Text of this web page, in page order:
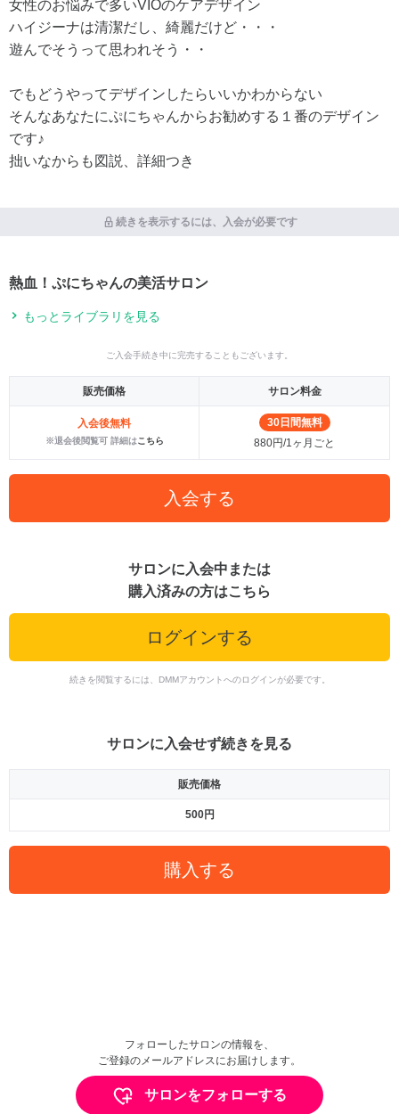
女性のお悩みで多いVIOのケアデザイン
ハイジーナは清潔だし、綺麗だけど・・・
遊んでそうって思われそう・・
でもどうやってデザインしたらいいかわからない
そんなあなたにぷにちゃんからお勧めする１番のデザイン
です♪
拙いなからも図説、詳細つき
続きを表示するには、入会が必要です
熱血！ぷにちゃんの美活サロン
もっとライブラリを見る
ご入会手続き中に完売することもございます。
販売価格 サロン料金
入会後無料
※退会後閲覧可 詳細はこちら
30日間無料
880円/1ヶ月ごと
入会する
サロンに入会中または
購入済みの方はこちら
ログインする
続きを閲覧するには、DMMアカウントへのログインが必要です。
サロンに入会せず続きを見る
販売価格
500円
購入する
フォローしたサロンの情報を、
ご登録のメールアドレスにお届けします。
サロンをフォローする